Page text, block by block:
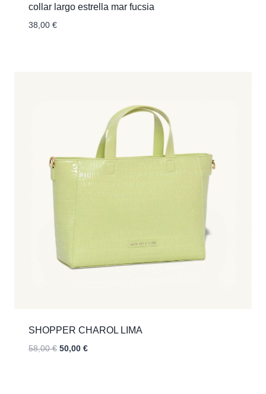
collar largo estrella mar fucsia
38,00 €
SHOPPER CHAROL LIMA
58,00€ El
50,00 €El